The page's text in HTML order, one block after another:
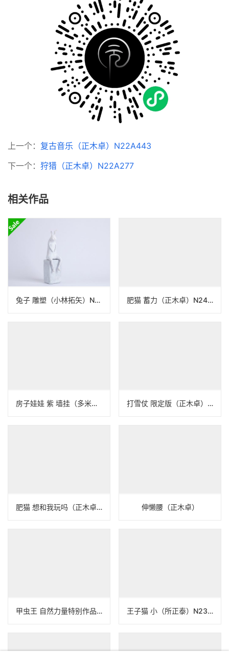
上一个： 复古音乐（正木卓）N22A443
下一个： 狩猎（正木卓）N22A277
相关作品
房子娃娃 紫 墙挂（多米尼克）N2B076 打雪仗 限定版（正木卓）N22A438
伸懒腰（正木卓）